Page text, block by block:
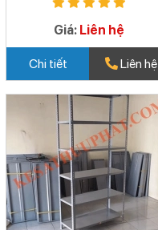
Giá: Liên hệ
Chi tiết Liên hệ